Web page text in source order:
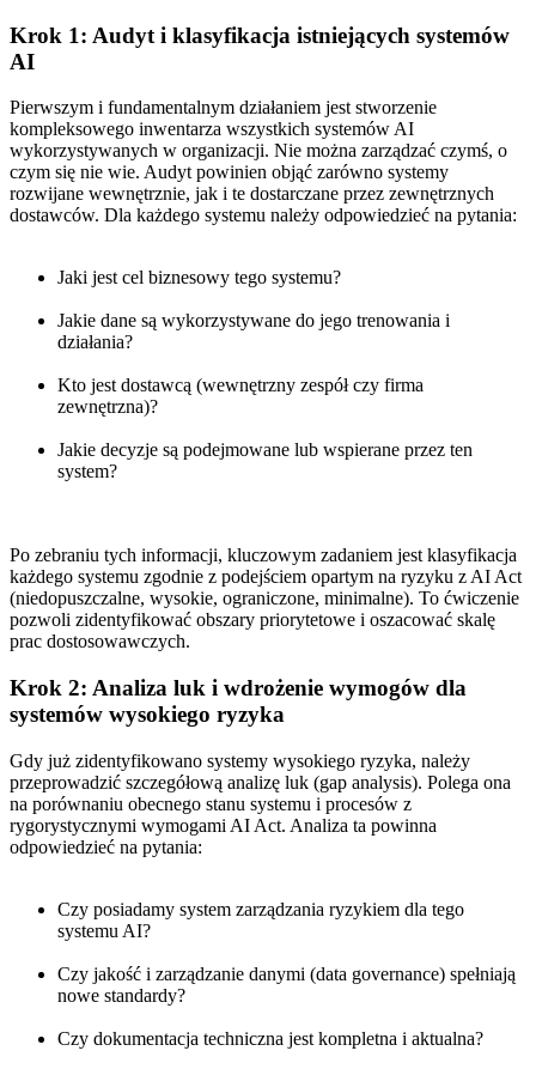
Krok 1: Audyt i klasyfikacja istniejących systemów
AI
Pierwszym i fundamentalnym działaniem jest stworzenie
kompleksowego inwentarza wszystkich systemów AI
wykorzystywanych w organizacji. Nie można zarządzać czymś, o
czym się nie wie. Audyt powinien objąć zarówno systemy
rozwijane wewnętrznie, jak i te dostarczane przez zewnętrznych
dostawców. Dla każdego systemu należy odpowiedzieć na pytania:
Jaki jest cel biznesowy tego systemu?
Jakie dane są wykorzystywane do jego trenowania i
działania?
Kto jest dostawcą (wewnętrzny zespół czy firma
zewnętrzna)?
Jakie decyzje są podejmowane lub wspierane przez ten
system?
Po zebraniu tych informacji, kluczowym zadaniem jest klasyfikacja
każdego systemu zgodnie z podejściem opartym na ryzyku z AI Act
(niedopuszczalne, wysokie, ograniczone, minimalne). To ćwiczenie
pozwoli zidentyfikować obszary priorytetowe i oszacować skalę
prac dostosowawczych.
Krok 2: Analiza luk i wdrożenie wymogów dla
systemów wysokiego ryzyka
Gdy już zidentyfikowano systemy wysokiego ryzyka, należy
przeprowadzić szczegółową analizę luk (gap analysis). Polega ona
na porównaniu obecnego stanu systemu i procesów z
rygorystycznymi wymogami AI Act. Analiza ta powinna
odpowiedzieć na pytania:
Czy posiadamy system zarządzania ryzykiem dla tego
systemu AI?
Czy jakość i zarządzanie danymi (data governance) spełniają
nowe standardy?
Czy dokumentacja techniczna jest kompletna i aktualna?